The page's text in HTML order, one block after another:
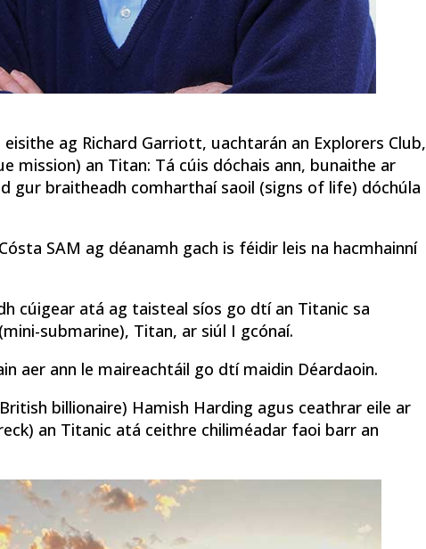
ag Richard Garriott, uachtarán an Explorers Club,
mission) an Titan: Tá cúis dóchais ann, bunaithe ar
gur braitheadh comharthaí saoil (signs of life) dóchúla
SAM ag déanamh gach is féidir leis na hacmhainní
cúigear atá ag taisteal síos go dtí an Titanic sa
submarine), Titan, ar siúl I gcónaí.
aer ann le maireachtáil go dtí maidin Déardaoin.
billionaire) Hamish Harding agus ceathrar eile ar
an Titanic atá ceithre chiliméadar faoi barr an